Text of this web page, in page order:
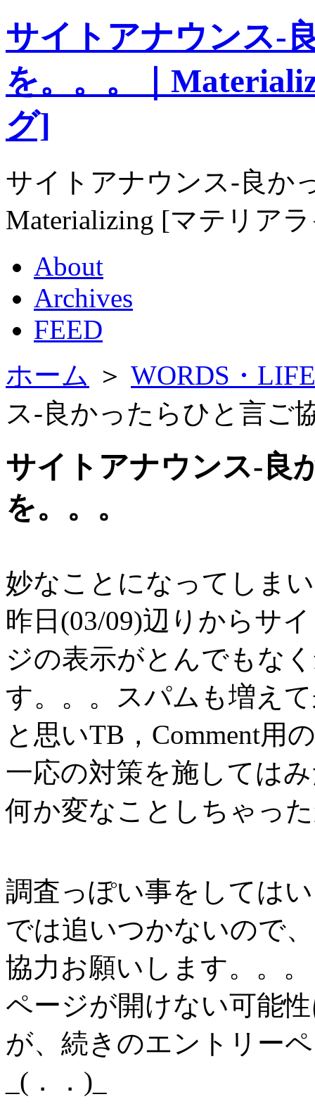
サイトアナウンス-
を。。。｜
グ]
サイトアナウンス-良か
Materializing [マテリア
About
Archives
FEED
ホーム ＞ WORDS・
ス-良かったらひと言ご
サイトアナウンス-良
を。。。
妙なことになってしま
昨日(03/09)辺りからサ
ジの表示がとんでもな
す。。。スパムも増え
と思いTB，Comment用
一応の対策を施しては
何か変なことしちゃっ
調査っぽい事をしては
では追いつかないので
協力お願いします。。。
ページが開けない可能
が、続きのエントリー
_(．．)_